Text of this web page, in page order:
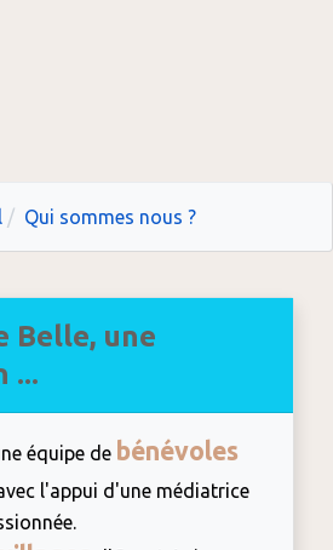
Qui sommes nous ?
Belle, une
...
équipe de bénévoles
l'appui d'une médiatrice